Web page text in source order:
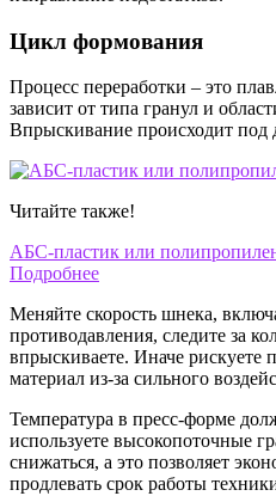
Цикл формования
Процесс переработки – это
зависит от типа гранул и
Впрыскивание происходит
Читайте также!
АБС-пластик или
Подробнее
Меняйте скорость шнека,
противодавления, следите за
впрыскиваете. Иначе рискуете
материал из-за сильного
Температура в пресс-форме
используете высокопоточные
снижаться, а это позволяет
продлевать срок работы